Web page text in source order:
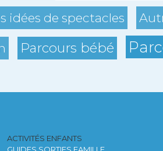
idées de spectacles
Parcours bébé
ACTIVITÉS ENFANTS